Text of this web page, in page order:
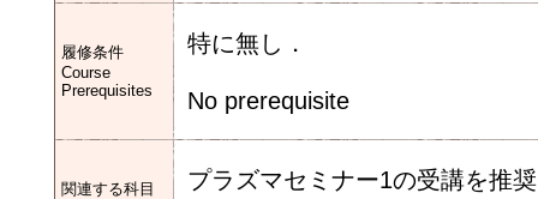
履修条件
Course
Prerequisites
特に無し．
No prerequisite
関連する科目
プラズマセミナー1の受講を推